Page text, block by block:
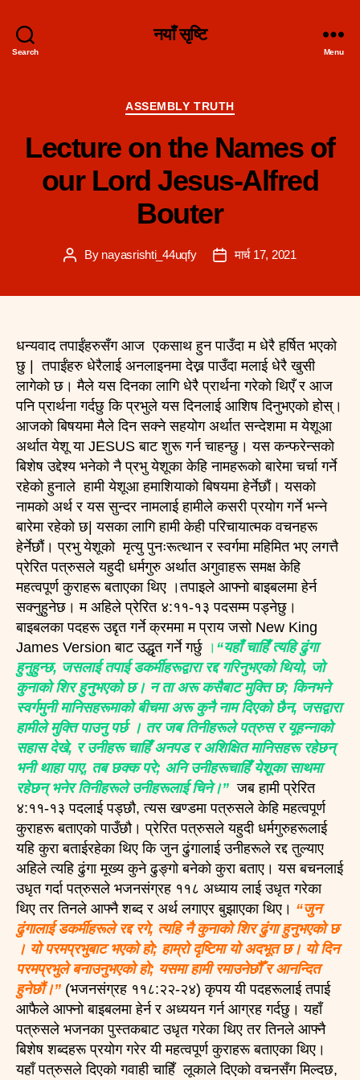
Search
नयाँ सृष्टि
Menu
Categories
ASSEMBLY TRUTH
Lecture on the Names of
our Lord Jesus-Alfred
Bouter
PostBy nayasrishti_44uqfy
Postमार्च 17, 2021
धन्यवाद तपाईंहरुसँग आज एकसाथ हुन पाउँदा म धेरै हर्षित भएको
छु | तपाईंहरु धेरैलाई अनलाइनमा देख्न पाउँदा मलाई धेरै खुसी
लागेको छ। मैले यस दिनका लागि धेरै प्रार्थना गरेको थिएँ र आज
पनि प्रार्थना गर्दछु कि प्रभुले यस दिनलाई आशिष दिनुभएको होस्।
आजको बिषयमा मैले दिन सक्ने सहयोग अर्थात सन्देशमा म येशूआ
अर्थात येशू या JESUS बाट शुरू गर्न चाहन्छु। यस कन्फरेन्सको
बिशेष उद्देश्य भनेको नै प्रभु येशूका केहि नामहरूको बारेमा चर्चा गर्ने
रहेको हुनाले हामी येशूआ हमाशियाको बिषयमा हेर्नेछौं। यसको
नामको अर्थ र यस सुन्दर नामलाई हामीले कसरी प्रयोग गर्ने भन्ने
बारेमा रहेको छ| यसका लागि हामी केही परिचायात्मक वचनहरू
हेर्नेछौं। प्रभु येशूको मृत्यु पुनःरूत्थान र स्वर्गमा महिमित भए लगत्तै
प्रेरित पत्रुसले यहुदी धर्मगुरु अर्थात अगुवाहरू समक्ष केहि
महत्वपूर्ण कुराहरू बताएका थिए ।तपाइले आफ्नो बाइबलमा हेर्न
सक्नुहुनेछ। म अहिले प्रेरित ४:११-१३ पदसम्म पड्नेछु।
बाइबलका पदहरू उद्दृत गर्ने क्रममा म प्राय जसो New King
James Version बाट उद्धृत गर्ने गर्छु । “यहाँ चाहिँ त्यहि ढुंगा
हुनुहुन्छ, जसलाई तपाई डकर्मीहरूद्वारा रद्द गरिनुभएको थियो, जो
कुनाको शिर हुनुभएको छ। न ता अरू कसैबाट मुक्ति छ; किनभने
स्वर्गमुनी मानिसहरूमाको बीचमा अरू कुनै नाम दिएको छैन, जसद्वारा
हामीले मुक्ति पाउनु पर्छ । तर जब तिनीहरूले पत्रुस र यूहन्नाको
सहास देखे, र उनीहरू चाहिँ अनपड र अशिक्षित मानिसहरू रहेछन्
भनी थाहा पाए, तब छक्क परे; अनि उनीहरूचाहिँ येशूका साथमा
रहेछन् भनेर तिनीहरूले उनीहरूलाई चिने।” जब हामी प्रेरित
४:११-१३ पदलाई पड्छौ, त्यस खण्डमा पत्रुसले केहि महत्वपूर्ण
कुराहरू बताएको पाउँछौ। प्रेरित पत्रुसले यहुदी धर्मगुरुहरूलाई
यहि कुरा बताईरहेका थिए कि जुन ढुंगालाई उनीहरूले रद्द तुल्याए
अहिले त्यहि ढुंगा मूख्य कुने ढुङ्गो बनेको कुरा बताए। यस बचनलाई
उधृत गर्दा पत्रुसले भजनसंग्रह ११८ अध्याय लाई उधृत गरेका
थिए तर तिनले आफ्नै शब्द र अर्थ लगाएर बुझाएका थिए। “जुन
ढुंगालाई डकर्मीहरूले रद्द रगे, त्यहि नै कुनाको शिर ढुंगा हुनुभएको छ
। यो परमप्रभुबाट भएको हो; हाम्रो दृष्टिमा यो अदभूत छ। यो दिन
परमप्रभुले बनाउनुभएको हो; यसमा हामी रमाउनेछौँ र आनन्दित
हुनेछौं।” (भजनसंग्रह ११८:२२-२४) कृपय यी पदहरूलाई तपाई
आफैले आफ्नो बाइबलमा हेर्न र अध्ययन गर्न आग्रह गर्दछु। यहाँ
पत्रुसले भजनका पुस्तकबाट उधृत गरेका थिए तर तिनले आफ्नै
बिशेष शब्दहरू प्रयोग गरेर यी महत्वपूर्ण कुराहरू बताएका थिए।
यहाँ पत्रुसले दिएको गवाही चाहिँ लूकाले दिएको वचनसँग मिल्दछ,